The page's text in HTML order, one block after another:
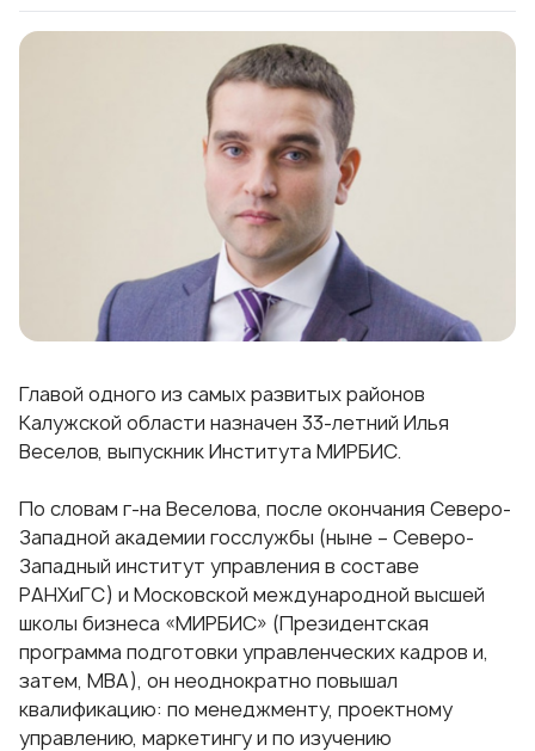
Главой одного из самых развитых районов
Калужской области назначен 33-летний Илья
Веселов, выпускник Института МИРБИС.
По словам г-на Веселова, после окончания Северо-
Западной академии госслужбы (ныне – Северо-
Западный институт управления в составе
РАНХиГС) и Московской международной высшей
школы бизнеса «МИРБИС» (Президентская
программа подготовки управленческих кадров и,
затем, МВА), он неоднократно повышал
квалификацию: по менеджменту, проектному
управлению, маркетингу и по изучению